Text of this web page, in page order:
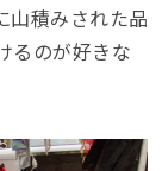
山積みされた品
るのが好きな